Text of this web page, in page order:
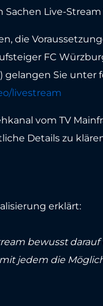
Live-
die
FC
gelangen Sie
livestream
vom TV
Details zu
erklärt:
bewusst
jedem die